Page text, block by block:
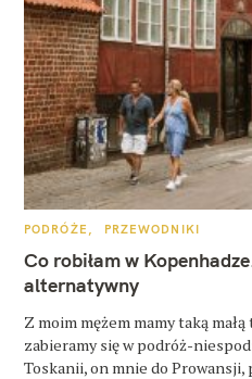
K
T
E
G
O
I
E
PODRÓŻE PRZEWODNIKI
Co robiłam w
alternatywny
Z moim mężem mamy taką
zabieramy się w podróż-
Toskanii, on mnie do Prowansji,